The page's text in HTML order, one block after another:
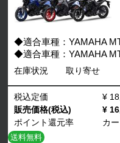
◆適合車種：YAMAHA
◆適合車種：YAMAHA
在庫状況
取り寄せ
税込定価
¥
販売価格(税込)
¥
ポイント還元率
カ
送料無料